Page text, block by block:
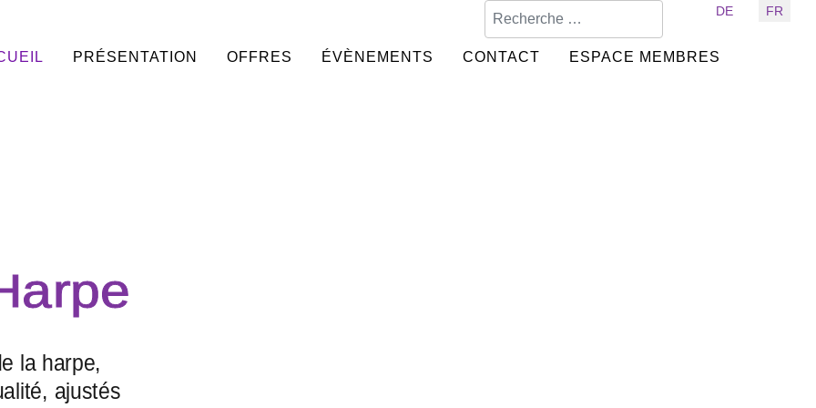
Sélectionnez votre langue
DE FR
PRÉSENTATION OFFRES ÉVÈNEMENTS CONTACT ESPACE MEMBRES